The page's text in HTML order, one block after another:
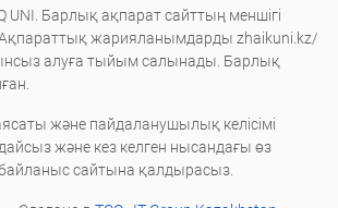
UNI. Барлық ақпарат сайттың меншігі
жарияланымдарды zhaikuni.kz/
алуға тыйым салынады. Барлық
және пайдаланушылық келісімі
және кез келген нысандағы өз
байланыс сайтына қалдырасыз.